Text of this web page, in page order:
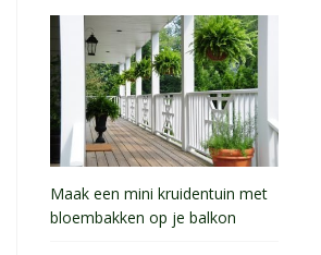
Maak een mini kruidentuin met
bloembakken op je balkon